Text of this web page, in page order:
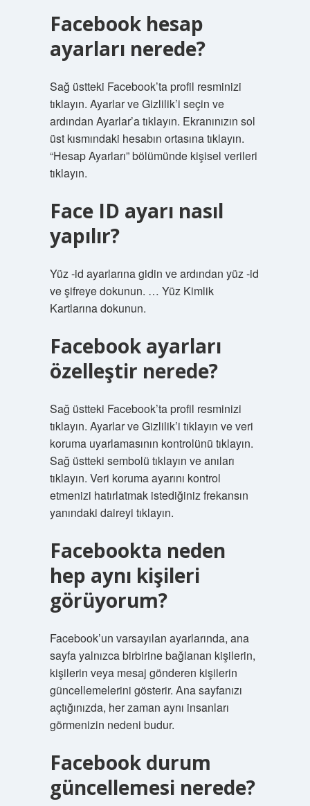
Facebook hesap
ayarları nerede?
Sağ üstteki Facebook’ta profil resminizi
tıklayın. Ayarlar ve Gizlilik’i seçin ve
ardından Ayarlar’a tıklayın. Ekranınızın sol
üst kısmındaki hesabın ortasına tıklayın.
“Hesap Ayarları” bölümünde kişisel verileri
tıklayın.
Face ID ayarı nasıl
yapılır?
Yüz -id ayarlarına gidin ve ardından yüz -id
ve şifreye dokunun. … Yüz Kimlik
Kartlarına dokunun.
Facebook ayarları
özelleştir nerede?
Sağ üstteki Facebook’ta profil resminizi
tıklayın. Ayarlar ve Gizlilik’i tıklayın ve veri
koruma uyarlamasının kontrolünü tıklayın.
Sağ üstteki sembolü tıklayın ve anıları
tıklayın. Veri koruma ayarını kontrol
etmenizi hatırlatmak istediğiniz frekansın
yanındaki daireyi tıklayın.
Facebookta neden
hep aynı kişileri
görüyorum?
Facebook’un varsayılan ayarlarında, ana
sayfa yalnızca birbirine bağlanan kişilerin,
kişilerin veya mesaj gönderen kişilerin
güncellemelerini gösterir. Ana sayfanızı
açtığınızda, her zaman aynı insanları
görmenizin nedeni budur.
Facebook durum
güncellemesi nerede?